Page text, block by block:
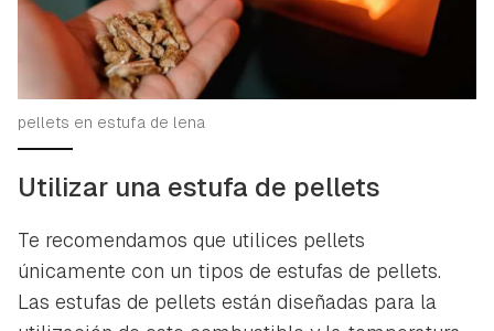
pellets en estufa de lena
Utilizar una estufa de pellets
Te recomendamos que utilices pellets
únicamente con un tipos de estufas de pellets.
Las estufas de pellets están diseñadas para la